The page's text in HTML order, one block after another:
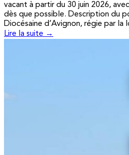
vacant à partir du 30 juin 2026,
dès que possible. Description du
Diocésaine d’Avignon, régie par la
Lire la suite →